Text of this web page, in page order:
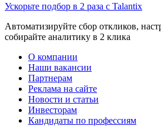
Ускорьте подбор в 2 раза с Talantix
Автоматизируйте сбор откликов,
собирайте аналитику в 2 клика
О компании
Наши вакансии
Партнерам
Реклама на сайте
Новости и статьи
Инвесторам
Кандидаты по профессиям